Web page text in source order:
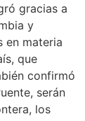
gracias a
y
en materia
que
confirmó
serán
los